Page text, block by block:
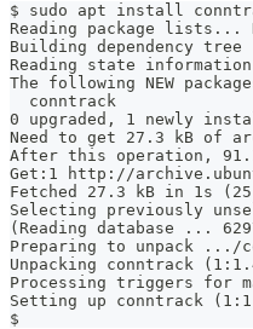
$ sudo apt install
Reading package lists...
Building dependency tree
Reading state
The following NEW
  conntrack
0 upgraded, 1 newly
Need to get 27.3 kB of
After this operation,
Get:1 http://
Fetched 27.3 kB in 1s
Selecting previously
(Reading database ...
Preparing to unpack .../
Unpacking conntrack
Processing triggers for
Setting up conntrack
$